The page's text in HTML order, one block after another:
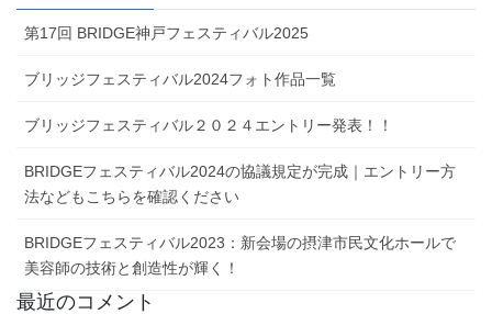
第17回 BRIDGE神戸フェスティバル2025
ブリッジフェスティバル2024フォト作品一覧
ブリッジフェスティバル２０２４エントリー発表！！
BRIDGEフェスティバル2024の協議規定が完成｜エントリー方
法などもこちらを確認ください
BRIDGEフェスティバル2023：新会場の摂津市民文化ホールで
美容師の技術と創造性が輝く！
最近のコメント